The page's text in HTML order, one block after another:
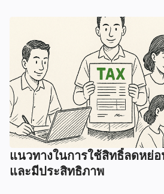
แนวทางในการใช้สิทธิ์ลดหย่
และมีประสิทธิภาพ